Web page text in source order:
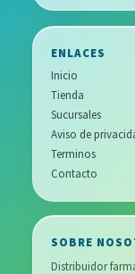
ENLACES
Inicio
Tienda
Sucursales
Aviso de
Terminos
Contacto
SOBRE
Distribuidor